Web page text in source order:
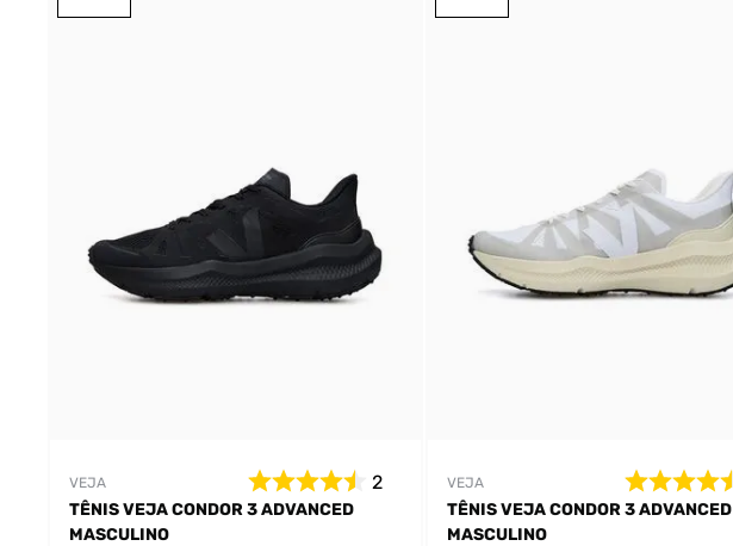
VEJA 2
TÊNIS VEJA CONDOR 3 ADVANCED
MASCULINO
VEJA
TÊNIS VEJA CONDOR 3 ADVANCED
MASCULINO